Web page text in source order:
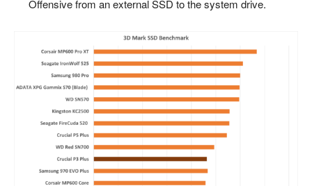
Offensive from an external SSD to the system drive.